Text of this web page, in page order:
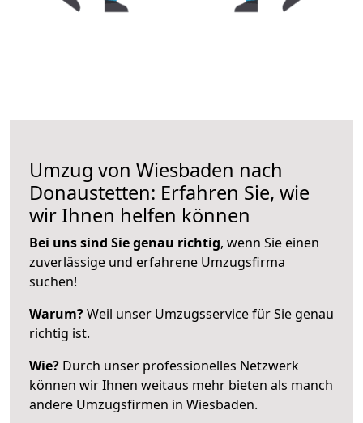
Umzug von Wiesbaden nach
Donaustetten: Erfahren Sie, wie
wir Ihnen helfen können
Bei uns sind Sie genau richtig, wenn Sie einen
zuverlässige und erfahrene Umzugsfirma
suchen!
Warum?Weil unser Umzugsservice für Sie genau
richtig ist.
Wie? Durch unser professionelles Netzwerk
können wir Ihnen weitaus mehr bieten als manch
andere Umzugsfirmen in Wiesbaden.